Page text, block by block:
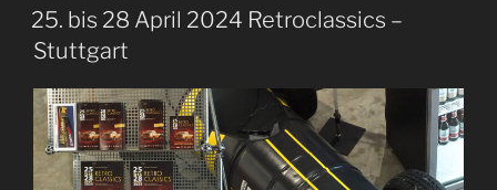
AM
25. bis 28 April 2024 Retroclassics –
Stuttgart